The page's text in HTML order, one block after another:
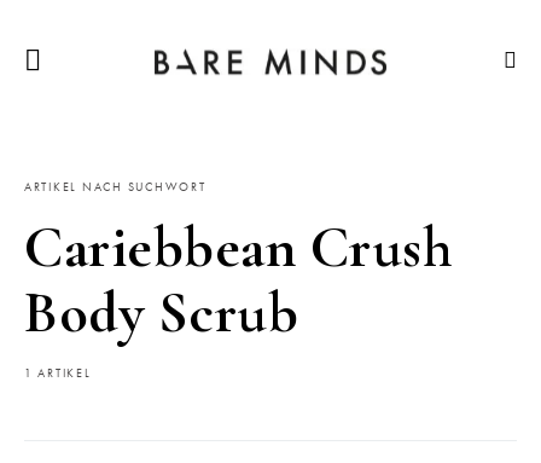
ARTIKEL NACH SUCHWORT
Cariebbean Crush
Body Scrub
1 ARTIKEL